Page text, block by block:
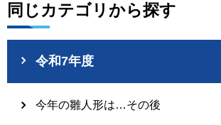
同じカテゴリから探す
令和7年度
今年の雛人形は…その後